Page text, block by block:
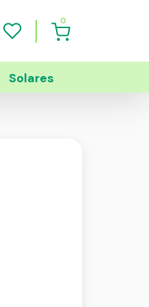
0
Solares